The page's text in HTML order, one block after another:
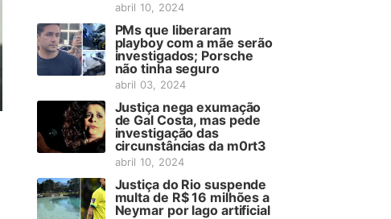
abril 10, 2024
PMs que liberaram
playboy com a mãe serão
investigados; Porsche
não tinha seguro
abril 03, 2024
Justiça nega exumação
de Gal Costa, mas pede
investigação das
circunstâncias da m0rt3
abril 10, 2024
Justiça do Rio suspende
multa de R$ 16 milhões a
Neymar por lago artificial